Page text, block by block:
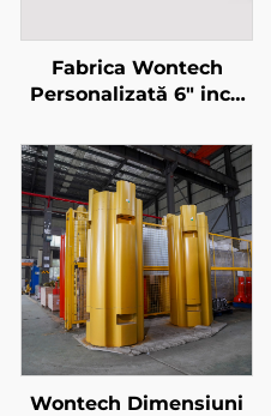
Fabrica Wontech
Personalizată 6" inch
Concentric Sistem de
Foraj Overburden DTH
Pilot Bit cu bit inelar
Wontech Dimensiuni